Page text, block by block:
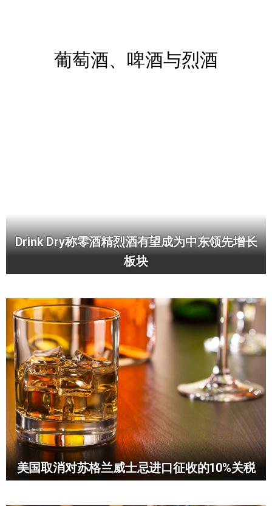
葡萄酒、啤酒与烈酒
Drink Dry称零酒精烈酒有望成为中东领先增长
板块
美国取消对苏格兰威士忌进口征收的10%关税